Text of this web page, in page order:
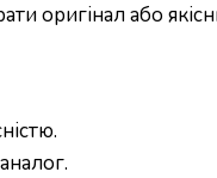
оригінал або